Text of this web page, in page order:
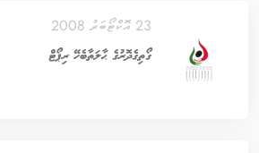
23 އޮކްޓޯބަރު 2008
ގޯތިގެދޮރުގެ ޙާލަތާބެހޭ ރިޕޯޓް